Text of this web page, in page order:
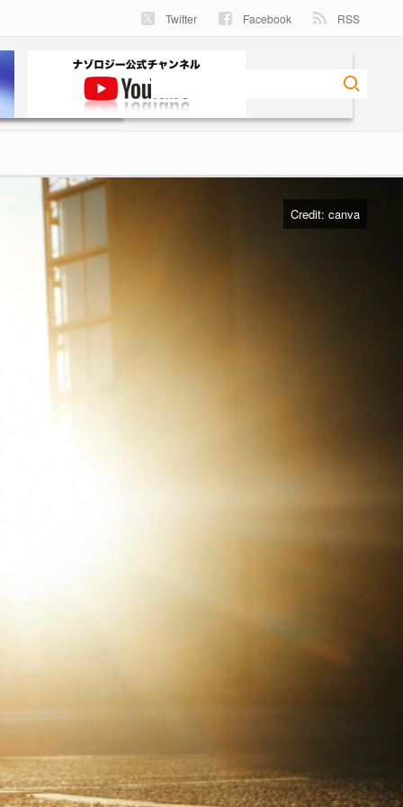
Twitter Facebook RSS
Credit: canva